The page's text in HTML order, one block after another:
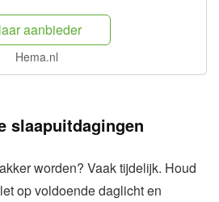
aanbieder
Hema.nl
slaapuitdagingen
worden? Vaak tijdelijk. Houd
op voldoende daglicht en